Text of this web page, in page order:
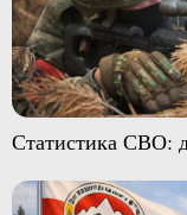
Статистика СВО: